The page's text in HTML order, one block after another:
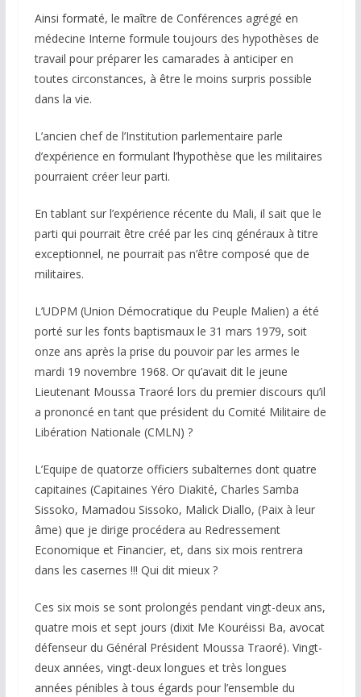
Ainsi formaté, le maître de Conférences agrégé en
médecine Interne formule toujours des hypothèses de
travail pour préparer les camarades à anticiper en
toutes circonstances, à être le moins surpris possible
dans la vie.
L’ancien chef de l’Institution parlementaire parle
d’expérience en formulant l’hypothèse que les militaires
pourraient créer leur parti.
En tablant sur l’expérience récente du Mali, il sait que le
parti qui pourrait être créé par les cinq généraux à titre
exceptionnel, ne pourrait pas n’être composé que de
militaires.
L’UDPM (Union Démocratique du Peuple Malien) a été
porté sur les fonts baptismaux le 31 mars 1979, soit
onze ans après la prise du pouvoir par les armes le
mardi 19 novembre 1968. Or qu’avait dit le jeune
Lieutenant Moussa Traoré lors du premier discours qu’il
a prononcé en tant que président du Comité Militaire de
Libération Nationale (CMLN) ?
L’Equipe de quatorze officiers subalternes dont quatre
capitaines (Capitaines Yéro Diakité, Charles Samba
Sissoko, Mamadou Sissoko, Malick Diallo, (Paix à leur
âme) que je dirige procédera au Redressement
Economique et Financier, et, dans six mois rentrera
dans les casernes !!! Qui dit mieux ?
Ces six mois se sont prolongés pendant vingt-deux ans,
quatre mois et sept jours (dixit Me Kouréissi Ba, avocat
défenseur du Général Président Moussa Traoré). Vingt-
deux années, vingt-deux longues et très longues
années pénibles à tous égards pour l’ensemble du